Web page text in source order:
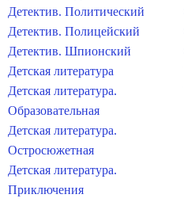
Детектив. Политический
Детектив. Полицейский
Детектив. Шпионский
Детская литература
Детская литература.
Образовательная
Детская литература.
Остросюжетная
Детская литература.
Приключения